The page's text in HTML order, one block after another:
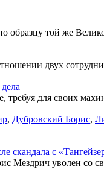
той же
двух
для своих
, Дубровский Борис,
скандала с
Мездрич уволен со